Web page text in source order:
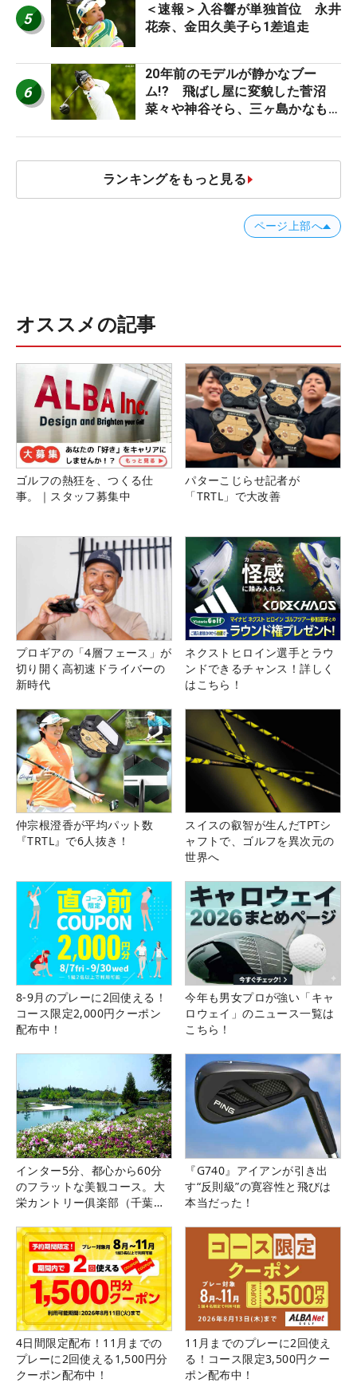
5
＜速報＞入谷響が単独首位 永井
花奈、金田久美子ら1差追走
6
20年前のモデルが静かなブー
ム!? 飛ばし屋に変貌した菅沼
菜々や神谷そら、三ヶ島かなも使
ランキングをもっと見る
ページ上部へ
オススメの記事
ゴルフの熱狂を、つくる仕
事。｜スタッフ募集中
パターこじらせ記者が
「TRTL」で大改善
プロギアの「4層フェース」が
切り開く高初速ドライバーの
新時代
ネクストヒロイン選手とラウ
ンドできるチャンス！詳しく
はこちら！
仲宗根澄香が平均パット数
『TRTL』で6人抜き！
スイスの叡智が生んだTPTシ
ャフトで、ゴルフを異次元の
世界へ
8-9月のプレーに2回使える！
コース限定2,000円クーポン
配布中！
今年も男女プロが強い「キャ
ロウェイ」のニュース一覧は
こちら！
インター5分、都心から60分
のフラットな美観コース。大
栄カントリー俱楽部（千葉
『G740』アイアンが引き出
す“反則級”の寛容性と飛びは
本当だった！
4日間限定配布！11月までの
プレーに2回使える1,500円分
クーポン配布中！
11月までのプレーに2回使え
る！コース限定3,500円クー
ポン配布中！